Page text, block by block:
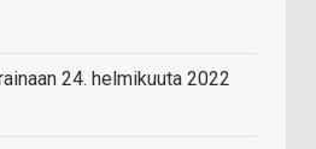
24. helmikuuta 2022